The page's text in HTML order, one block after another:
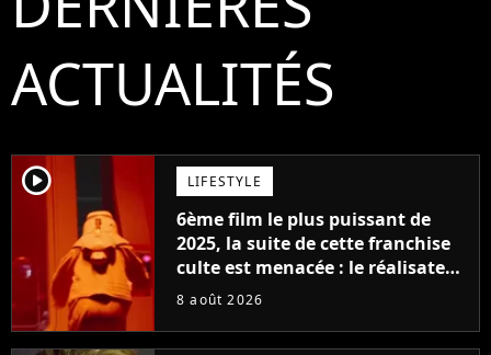
ACTUALITÉS
player2 LIFESTYLE
6ème film le plus puissant de
2025, la suite de cette franchise
culte est menacée : le réalisateur
claque la porte pour "différends
8 août 2026